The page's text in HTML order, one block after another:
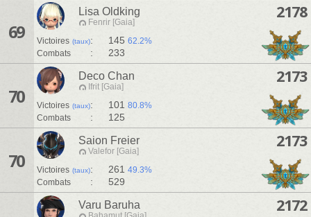
69
Lisa Oldking
Fenrir [Gaia]
Victoires (taux): 145 62.2%
Combats
: 233
2178
70
Deco Chan
Ifrit [Gaia]
Victoires (taux): 101 80.8%
Combats
: 125
2173
70
Saion Freier
Valefor [Gaia]
Victoires (taux): 261 49.3%
Combats
: 529
2173
Varu Baruha 2172